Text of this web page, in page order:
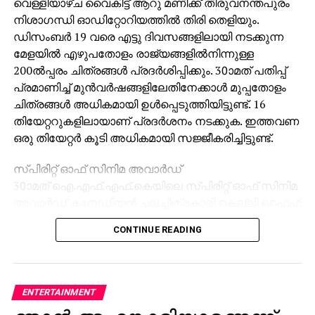
പ്രതിപക്ഷപാര്‍ട്ടികളോട് അണി ചേരാന്‍
ആഹ്വാനം ചെയ്ത് രാജ്താക്കറെ
നിശാഗന്ധി ഓഡിറ്റോറിയത്തില്‍ തിരി തെളിയും.
ഡിസംബര്‍ 19 വരെ എട്ടു ദിവസങ്ങളിലായി നടക്കുന്ന
മേളയില്‍ എഴുപതോളം രാജ്യങ്ങളില്‍നിന്നുള്ള
200ല്‍പ്പരം ചിത്രങ്ങള്‍ പ്രദര്‍ശിപ്പിക്കും. 30ാമത് പതിപ്പ്
പ്രമാണിച്ച് മുന്‍വര്‍ഷങ്ങളിലേതിനേക്കാള്‍ മുപ്പതോളം
ചിത്രങ്ങള്‍ അധികമായി ഉള്‍പ്പെടുത്തിയിട്ടുണ്ട്. 16
തിയേറ്ററുകളിലായാണ് പ്രദര്‍ശനം നടക്കുക. ഇത്തവണ
ഒരു തിയേറ്റര്‍ കൂടി അധികമായി സജ്ജീകരിച്ചിട്ടുണ്ട്.
സ്പിരിറ്റ് ഓഫ് സിനിമ അവാര്‍ഡ്
30ാമത് ഐ.എഫ്.എഫ്.കെയിലെ സ്പിരിറ്റ് ഓഫ് സിനിമ
മാര്‍ഷലിന് സമ്മാനിക്കും. അഞ്ച് ലക്ഷം രൂപയും
ശില്‍പ്പവും പ്രശംസാപത്രവുമടങ്ങുന്നതാണ്
അനീതികള്‍ക്കെതിരെ പൊരുതുന്ന നിര്‍ഭയരായ വനിതാ
ചലച്ചിത്രപ്രവര്‍ത്തകരെ ആദരിക്കുന്നതിനുവേണ്ടി
CONTINUE READING
ENTERTAINMENT